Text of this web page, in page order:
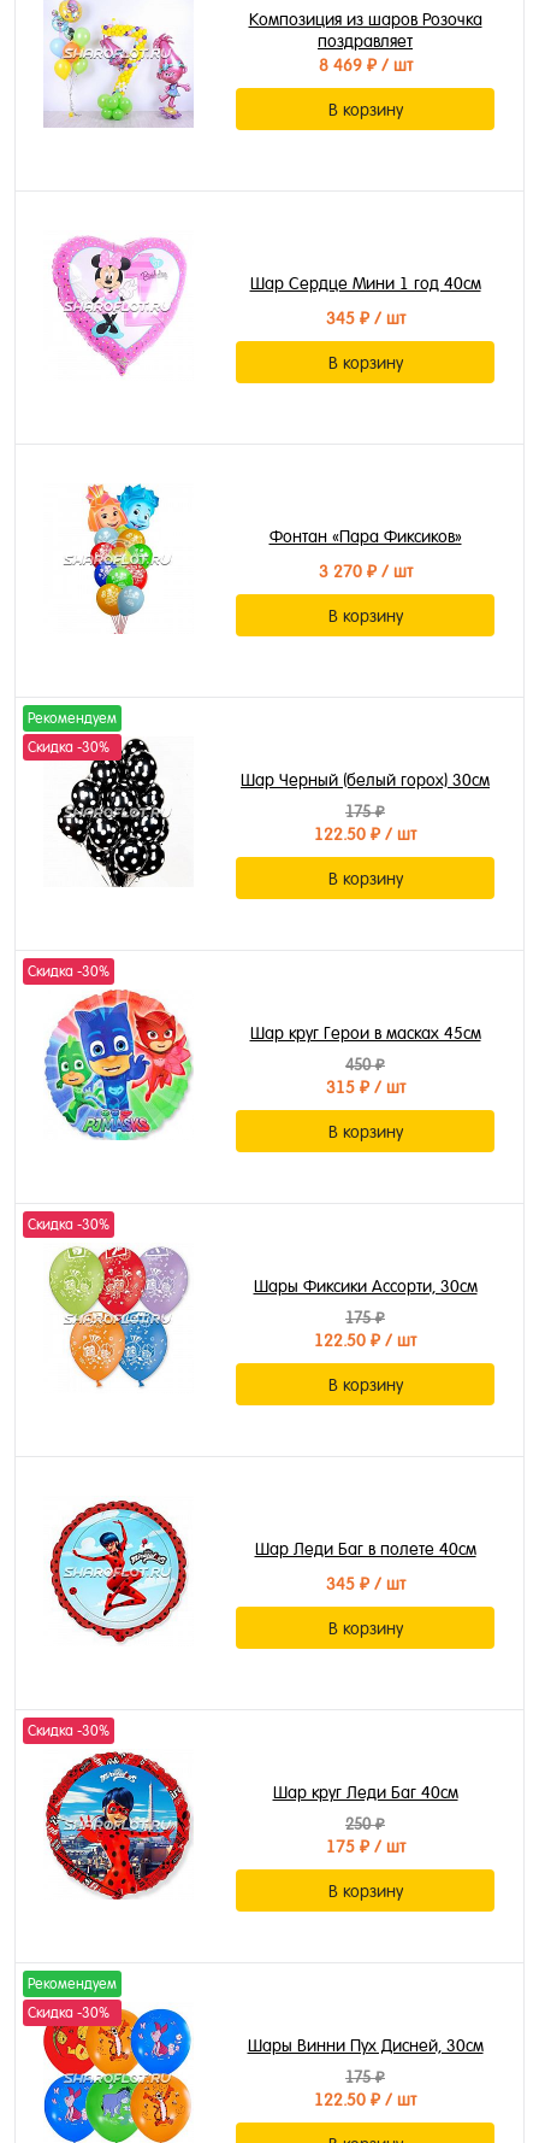
Композиция из шаров Розочка
поздравляет
8 469 ₽/ шт
В корзину
Шар Сердце Мини 1 год 40см
345 ₽/ шт
В корзину
Фонтан «Пара Фиксиков»
3 270 ₽/ шт
В корзину
Рекомендуем
Скидка -30%
Шар Черный (белый горох) 30см
175 ₽
122.50 ₽/ шт
В корзину
Скидка -30%
Шар круг Герои в масках 45см
450 ₽
315 ₽/ шт
В корзину
Скидка -30%
Шары Фиксики Ассорти, 30см
175 ₽
122.50 ₽/ шт
В корзину
Шар Леди Баг в полете 40см
345 ₽/ шт
В корзину
Скидка -30%
Шар круг Леди Баг 40см
250 ₽
175 ₽/ шт
В корзину
Рекомендуем
Скидка -30%
Шары Винни Пух Дисней, 30см
175 ₽
122.50 ₽/ шт